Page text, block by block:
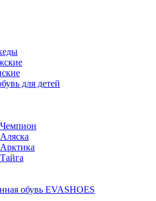
для детей
обувь EVASHOES